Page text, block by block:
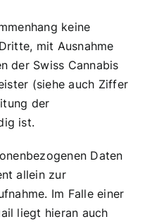
keine
mit Ausnahme
der Swiss Cannabis
(siehe auch Ziffer
der
ist.
Daten
allein zur
Im Falle einer
liegt hieran auch